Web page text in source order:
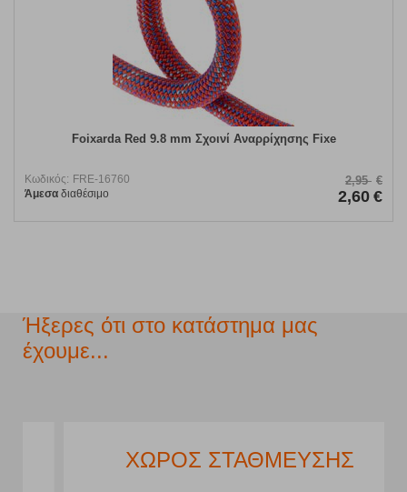
Foixarda Red 9.8 mm Σχοινί Αναρρίχησης Fixe
Κωδικός: FRE-16760
Άμεσα διαθέσιμο
2,95 €
2,60 €
Ήξερες ότι στο κατάστημα μας
έχουμε...
ΧΩΡΟΣ ΣΤΑΘΜΕΥΣΗΣ